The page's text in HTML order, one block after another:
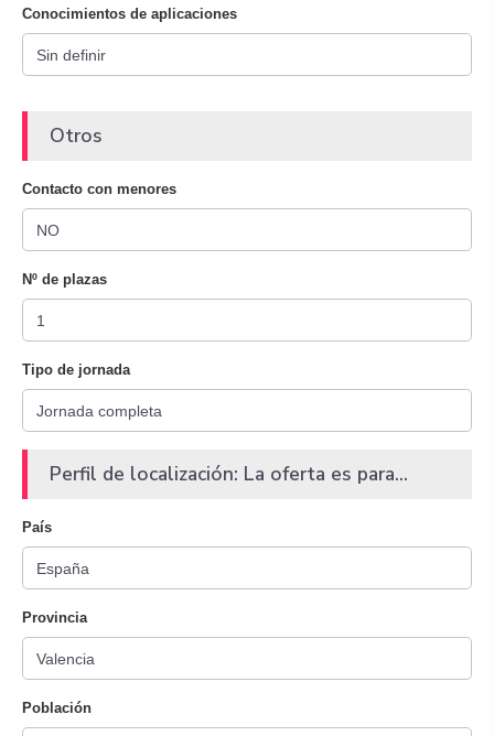
Conocimientos de aplicaciones
Otros
Contacto con menores
Nº de plazas
Tipo de jornada
Perfil de localización: La oferta es para...
País
Provincia
Población